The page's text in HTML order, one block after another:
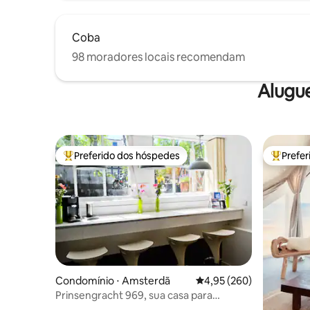
Coba
98 moradores locais recomendam
Entre os melhores preferidos dos hóspedes
Preferido dos hóspedes
Condomínio ⋅ Amsterdã 4,95 de uma avaliação
4,95 (260)
Prinsengracht 969, sua casa para
Entre